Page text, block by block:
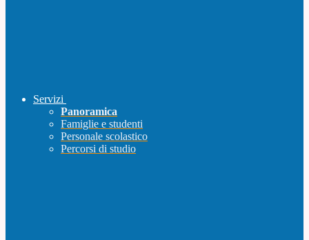
Servizi
Panoramica
Famiglie e studenti
Personale scolastico
Percorsi di studio